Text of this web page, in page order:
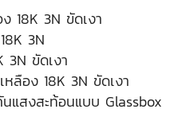
18K 3N ขัดเงา
3N
3N ขัดเงา
ลือง 18K 3N ขัดเงา
แสงสะท้อนแบบ Glassbox